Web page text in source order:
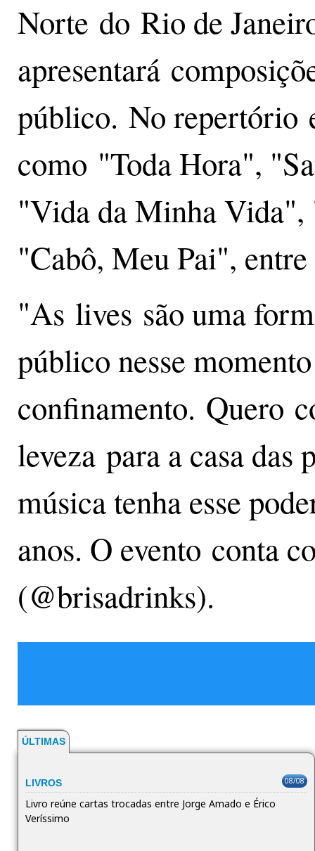
Norte do Rio de
apresentará
público. No repertório
como "Toda Hora",
"Vida da Minha Vida",
"Cabô, Meu Pai",
"As lives são uma
público nesse
confinamento. Quero
leveza para a casa das
música tenha esse
anos. O evento conta
(@brisadrinks).
ÚLTIMAS
LIVROS 08/08
Livro reúne cartas trocadas entre Jorge Amado e Érico
Veríssimo